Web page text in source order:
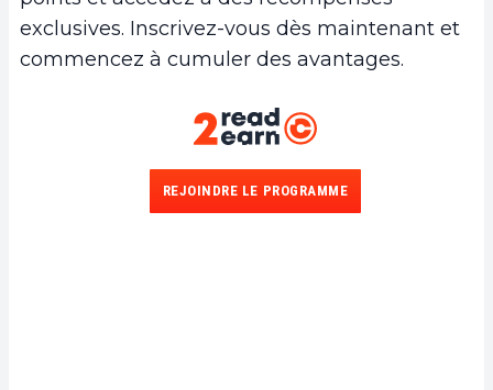
exclusives. Inscrivez-vous dès maintenant et
commencez à cumuler des avantages.
REJOINDRE LE PROGRAMME